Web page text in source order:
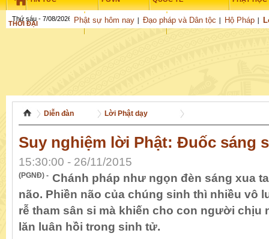
Phật sự hôm nay Đạo pháp và Dân tộc Hộ Pháp
THỜI ĐẠI TUỔI TRẺ NGHIÊN CỨU
Thứ sáu - 7/08/2026 – 07 : 06:30
Diễn đàn Lời Phật dạy
Suy nghiệm lời Phật: Đuốc sáng
15:30:00 - 26/11/2015
(PGNĐ) - Chánh pháp như ngọn đèn sáng xua
não. Phiền não của chúng sinh thì nhiều vô
rễ tham sân si mà khiến cho con người chịu
lăn luân hồi trong sinh tử.